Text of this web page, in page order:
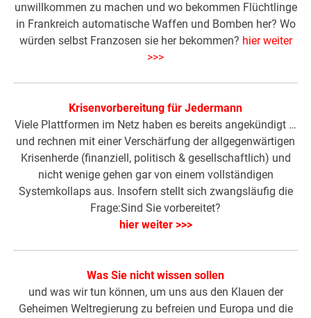
unwillkommen zu machen und wo bekommen Flüchtlinge
in Frankreich automatische Waffen und Bomben her? Wo
würden selbst Franzosen sie her bekommen? hier weiter
>>>
Krisenvorbereitung für Jedermann
Viele Plattformen im Netz haben es bereits angekündigt …
und rechnen mit einer Verschärfung der allgegenwärtigen
Krisenherde (finanziell, politisch & gesellschaftlich) und
nicht wenige gehen gar von einem vollständigen
Systemkollaps aus. Insofern stellt sich zwangsläufig die
Frage:Sind Sie vorbereitet?
hier weiter >>>
Was Sie nicht wissen sollen
und was wir tun können, um uns aus den Klauen der
Geheimen Weltregierung zu befreien und Europa und die